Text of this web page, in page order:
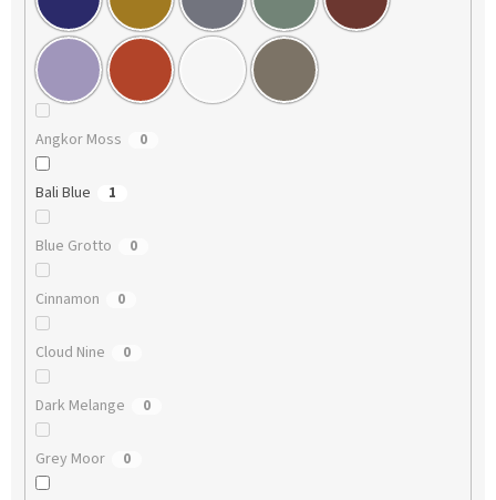
Angkor Moss 0
Bali Blue 1
Blue Grotto 0
Cinnamon 0
Cloud Nine 0
Dark Melange 0
Grey Moor 0